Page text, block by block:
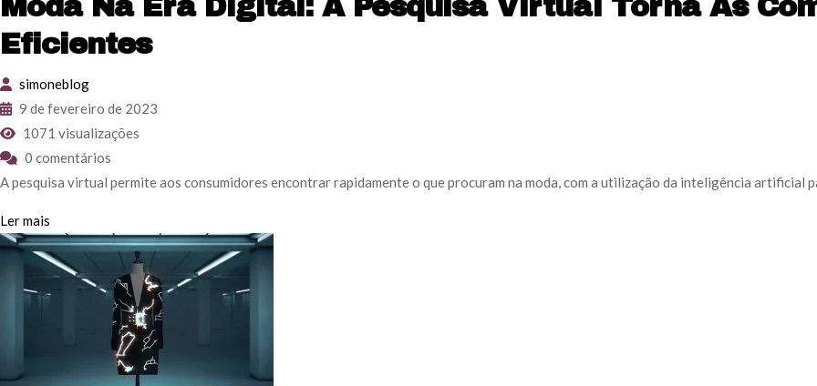
Moda Na Era Digital: A Pesquisa Virtual Torna As
Eficientes
simoneblog
9 de fevereiro de 2023
1071 visualizações
0 comentários
A pesquisa virtual permite aos consumidores encontrar rapidamente o que procuram na moda, com a utilização da inteligência artificial
Ler mais